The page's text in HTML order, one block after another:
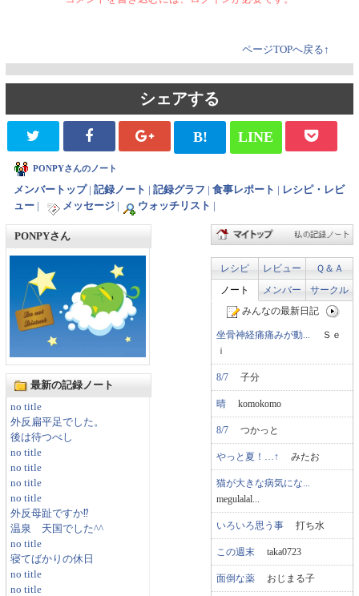
ページTOPへ戻る↑
シェアする
B! LINE
PONPYさんのノート
メンバートップ| 記録ノート 記録グラフ 食事レポート
レシピ・レビ
ュー
メッセージ ウォッチリスト
PONPYさん
最新の記録ノート
no title
外反扁平足でした。
後は待つべし
no title
no title
no title
no title
外反母趾ですか⁉
温泉 天国でした^^
no title
寝てばかりの休日
no title
no title
レシピ レビュー
Ｑ＆Ａ
ノート
メンバー
サークル
みんなの最新日記
坐骨神経痛痛みが動...
Ｓｅ
ｉ
8/7 子分
晴 komokomo
8/7 つかっと
やっと夏！…↑ みたお
猫が大きな病気にな...
megulalal...
いろいろ思う事 打ち水
この週末 taka0723
面倒な薬 おじまる子